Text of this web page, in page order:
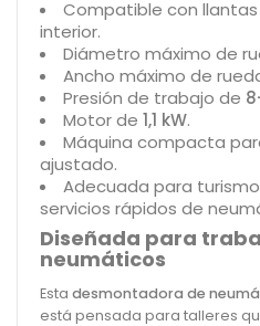
Compatible con
interior.
Diámetro máximo de
Ancho máximo de
Presión de trabajo de
Motor de 1,1 kW.
Máquina compacta
ajustado.
Adecuada para
servicios rápidos de
Diseñada para
neumáticos
Esta desmontadora de
está pensada para talleres